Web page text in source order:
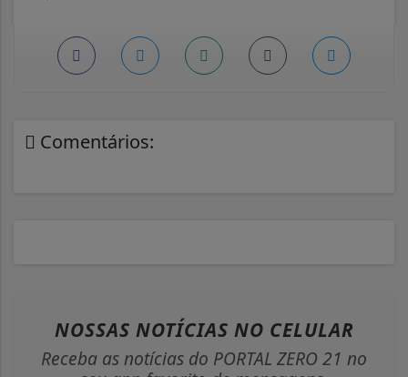
Comentários:
NOSSAS NOTÍCIAS NO CELULAR
Receba as notícias do PORTAL ZERO 21 no